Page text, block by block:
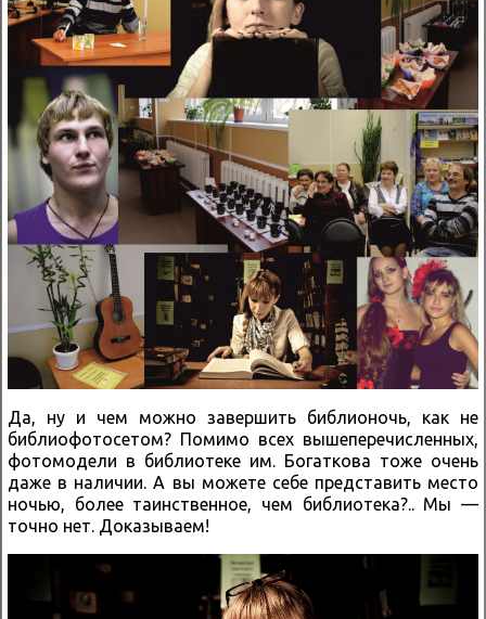
Да, ну и чем можно завершить библионочь, как не
библиофотосетом? Помимо всех вышеперечисленных,
фотомодели в библиотеке им. Богаткова тоже очень
даже в наличии. А вы можете себе представить место
ночью, более таинственное, чем библиотека?.. Мы —
точно нет. Доказываем!